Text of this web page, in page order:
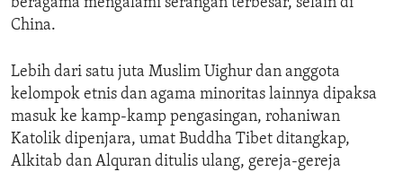
beragama mengalami serangan terbesar, selain di
China.
Lebih dari satu juta Muslim Uighur dan anggota
kelompok etnis dan agama minoritas lainnya dipaksa
masuk ke kamp-kamp pengasingan, rohaniwan
Katolik dipenjara, umat Buddha Tibet ditangkap,
Alkitab dan Alquran ditulis ulang, gereja-gereja